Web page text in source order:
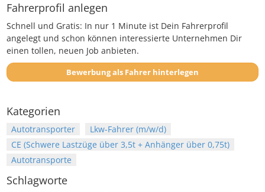
Fahrerprofil anlegen
Schnell und Gratis: In nur 1 Minute ist Dein Fahrerprofil
angelegt und schon können interessierte Unternehmen Dir
einen tollen, neuen Job anbieten.
Bewerbung als Fahrer hinterlegen
Kategorien
Autotransporter
Lkw-Fahrer (m/w/d)
CE (Schwere Lastzüge über 3,5t + Anhänger über 0,75t)
Autotransporte
Schlagworte